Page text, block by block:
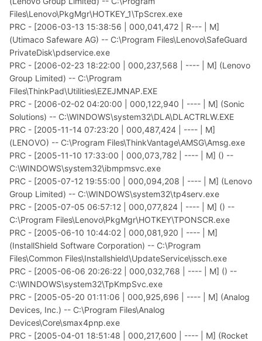
Files\Lenovo\PkgMgr\HOTKEY_1\TpScrex.exe
PRC - [2006-03-13 15:38:56 | 000,041,472 | R--- | M]
(Utimaco Safeware AG) -- C:\Program Files\Lenovo\SafeGuard
PrivateDisk\pdservice.exe
PRC - [2006-02-23 18:22:00 | 000,237,568 | ---- | M] (Lenovo
Group Limited) -- C:\Program
Files\ThinkPad\Utilities\EZEJMNAP.EXE
PRC - [2006-02-02 04:20:00 | 000,122,940 | ---- | M] (Sonic
Solutions) -- C:\WINDOWS\system32\DLA\DLACTRLW.EXE
PRC - [2005-11-14 07:23:20 | 000,487,424 | ---- | M]
(LENOVO) -- C:\Program Files\ThinkVantage\AMSG\Amsg.exe
PRC - [2005-11-10 17:33:00 | 000,073,782 | ---- | M] () --
C:\WINDOWS\system32\ibmpmsvc.exe
PRC - [2005-07-12 19:55:00 | 000,094,208 | ---- | M] (Lenovo
Group Limited) -- C:\WINDOWS\system32\tp4serv.exe
PRC - [2005-07-05 06:57:12 | 000,077,824 | ---- | M] () --
C:\Program Files\Lenovo\PkgMgr\HOTKEY\TPONSCR.exe
PRC - [2005-06-10 10:44:02 | 000,081,920 | ---- | M]
(InstallShield Software Corporation) -- C:\Program
Files\Common Files\Installshield\UpdateService\issch.exe
PRC - [2005-06-06 20:26:22 | 000,032,768 | ---- | M] () --
C:\WINDOWS\system32\TpKmpSvc.exe
PRC - [2005-05-20 01:11:06 | 000,925,696 | ---- | M] (Analog
Devices, Inc.) -- C:\Program Files\Analog
Devices\Core\smax4pnp.exe
PRC - [2005-04-01 18:51:48 | 000,217,600 | ---- | M] (Rocket